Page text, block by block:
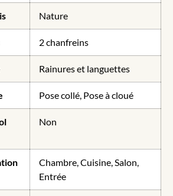
Nature
2 chanfreins
Rainures et languettes
Pose collé, Pose à cloué
Non
Chambre, Cuisine, Salon,
Entrée